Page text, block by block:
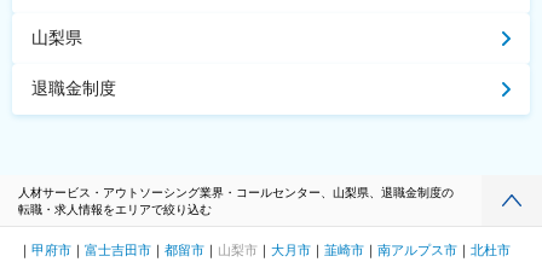
山梨県
退職金制度
人材サービス・アウトソーシング業界・コールセンター、山梨県、退職金制度の
転職・求人情報をエリアで絞り込む
甲府市 富士吉田市 都留市 山梨市 大月市 韮崎市 南アルプス市
北杜市